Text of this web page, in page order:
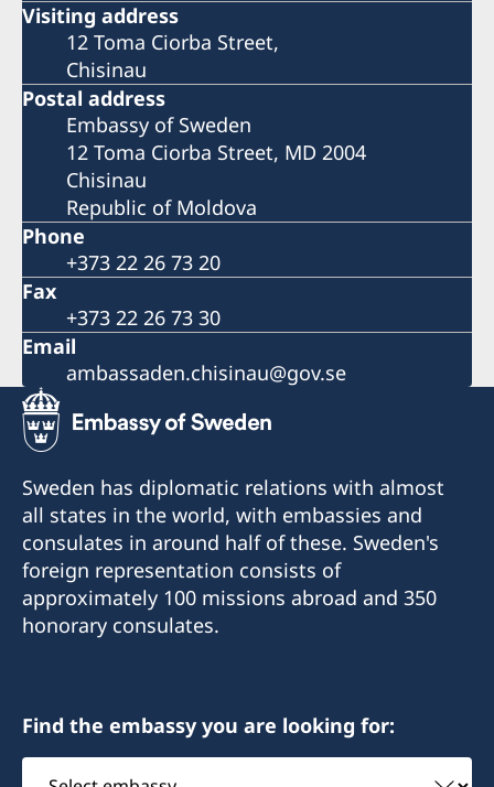
Visiting address
12 Toma Ciorba Street,
Chisinau
Postal address
Embassy of Sweden
12 Toma Ciorba Street, MD 2004
Chisinau
Republic of Moldova
Phone
+373 22 26 73 20
Fax
+373 22 26 73 30
Email
ambassaden.chisinau@gov.se
Sweden has diplomatic relations with almost
all states in the world, with embassies and
consulates in around half of these. Sweden's
foreign representation consists of
approximately 100 missions abroad and 350
honorary consulates.
Find the embassy you are looking for:
Select